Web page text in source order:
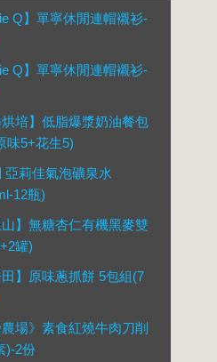
Q】單寧休閒連帽襯衫-
Q】單寧休閒連帽襯衫-
烘培】低脂爆漿奶油餐包
味5+花生5)
亞莉佳氣泡礦泉水
12瓶)
山】無糖杏仁有機黑麥雙
罐)
田】原味蔥抓餅 5包組(7
農場》素食紅燒牛肉刀削
)-2份